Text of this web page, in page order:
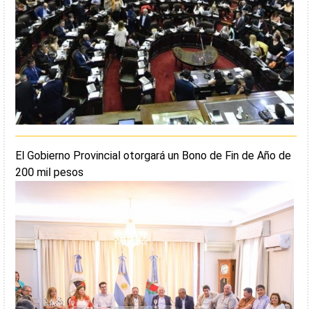
El Gobierno Provincial otorgará un Bono de Fin de Año de
200 mil pesos